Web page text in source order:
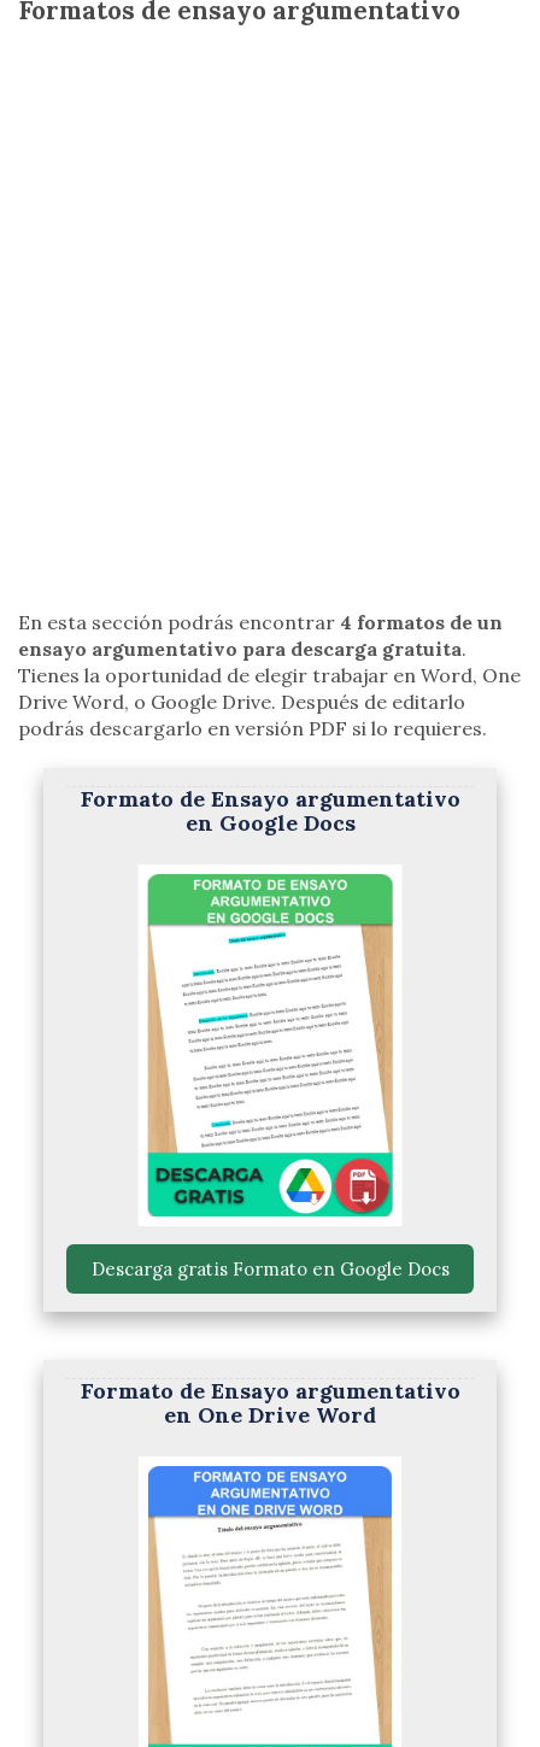
Formatos de ensayo argumentativo
En esta sección podrás encontrar 4 formatos de un
ensayo argumentativo para descarga gratuita.
Tienes la oportunidad de elegir trabajar en Word, One
Drive Word, o Google Drive. Después de editarlo
podrás descargarlo en versión PDF si lo requieres.
Formato de Ensayo argumentativo
en Google Docs
Descarga gratis Formato en Google Docs
Formato de Ensayo argumentativo
en One Drive Word